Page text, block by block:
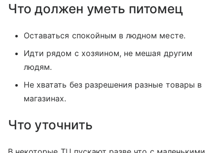
Что должен уметь питомец
Оставаться спокойным в людном месте.
Идти рядом с хозяином, не мешая другим
людям.
Не хватать без разрешения разные товары в
магазинах.
Что уточнить